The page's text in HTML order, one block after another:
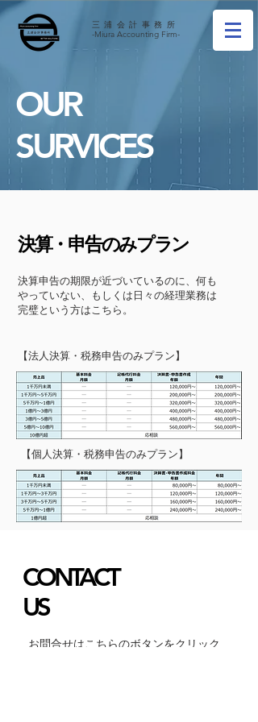
三浦会計事務所
-Miura Accounting Firm-
OUR
SURVICES
決算・申告のみプラン
決算申告の期限が近づいているのに、何も
やっていない、もしくは日々の経理業務は
完璧という方はこちら。
​【法人決算・税務申告のみプラン】
​【個人決算・税務申告のみプラン】
CONTACT
​US
お問合せはこちらのボタンをクリック